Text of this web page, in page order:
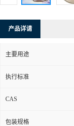
产品详请
主要用途
执行标准
CAS
包装规格